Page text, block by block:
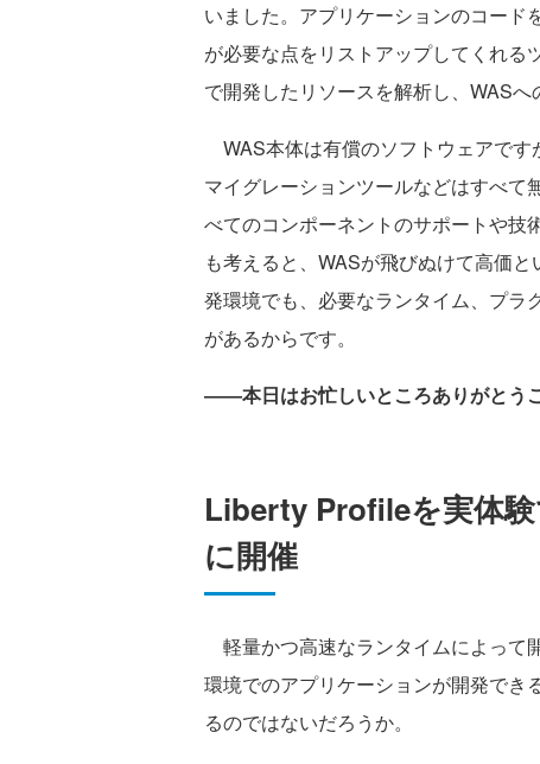
いました。アプリケーションのコード
が必要な点をリストアップしてくれる
で開発したリソースを解析し、WASへ
WAS本体は有償のソフトウェアで
マイグレーションツールなどはすべて
べてのコンポーネントのサポートや技
も考えると、WASが飛びぬけて高価
発環境でも、必要なランタイム、プラ
があるからです。
――本日はお忙しいところありがとうご
Liberty Profileを実体
に開催
軽量かつ高速なランタイムによって
環境でのアプリケーションが開発でき
るのではないだろうか。